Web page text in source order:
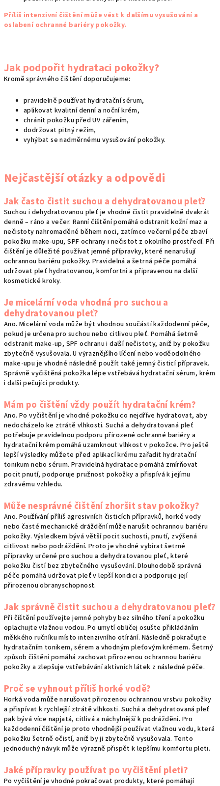
Příliš intenzivní čištění může vést k dalšímu vysušování a
oslabení ochranné bariéry pokožky.
Jak podpořit hydrataci pokožky?
Kromě správného čištění doporučujeme:
pravidelně používat hydratační sérum,
aplikovat kvalitní denní a noční krém,
chránit pokožku před UV zářením,
dodržovat pitný režim,
vyhýbat se nadměrnému vysušování pokožky.
Nejčastější otázky a odpovědi
Jak často čistit suchou a dehydratovanou pleť?
Suchou i dehydratovanou pleť je vhodné čistit pravidelně dvakrát
denně – ráno a večer. Ranní čištění pomáhá odstranit kožní maz a
nečistoty nahromaděné během noci, zatímco večerní péče zbaví
pokožku make-upu, SPF ochrany i nečistot z okolního prostředí. Při
čištění je důležité používat jemné přípravky, které nenarušují
ochrannou bariéru pokožky. Pravidelná a šetrná péče pomáhá
udržovat pleť hydratovanou, komfortní a připravenou na další
kosmetické kroky.
Je micelární voda vhodná pro suchou a
dehydratovanou pleť?
Ano. Micelární voda může být vhodnou součástí každodenní péče,
pokud je určena pro suchou nebo citlivou pleť. Pomáhá šetrně
odstranit make-up, SPF ochranu i další nečistoty, aniž by pokožku
zbytečně vysušovala. U výraznějšího líčení nebo voděodolného
make-upu je vhodné následně použít také jemný čisticí přípravek.
Správně vyčištěná pokožka lépe vstřebává hydratační sérum, krém
i další pečující produkty.
Mám po čištění vždy použít hydratační krém?
Ano. Po vyčištění je vhodné pokožku co nejdříve hydratovat, aby
nedocházelo ke ztrátě vlhkosti. Suchá a dehydratovaná pleť
potřebuje pravidelnou podporu přirozené ochranné bariéry a
hydratační krém pomáhá uzamknout vlhkost v pokožce. Pro ještě
lepší výsledky můžete před aplikací krému zařadit hydratační
tonikum nebo sérum. Pravidelná hydratace pomáhá zmírňovat
pocit pnutí, podporuje pružnost pokožky a přispívá k jejímu
zdravému vzhledu.
Může nesprávné čištění zhoršit stav pokožky?
Ano. Používání příliš agresivních čisticích přípravků, horké vody
nebo časté mechanické dráždění může narušit ochrannou bariéru
pokožky. Výsledkem bývá větší pocit suchosti, pnutí, zvýšená
citlivost nebo podráždění. Proto je vhodné vybírat šetrné
přípravky určené pro suchou a dehydratovanou pleť, které
pokožku čistí bez zbytečného vysušování. Dlouhodobě správná
péče pomáhá udržovat pleť v lepší kondici a podporuje její
přirozenou obranyschopnost.
Jak správně čistit suchou a dehydratovanou pleť?
Při čištění používejte jemné pohyby bez silného tření a pokožku
oplachujte vlažnou vodou. Po umytí obličej osušte přikládáním
měkkého ručníku místo intenzivního otírání. Následně pokračujte
hydratačním tonikem, sérem a vhodným pleťovým krémem. Šetrný
způsob čištění pomáhá zachovat přirozenou ochrannou bariéru
pokožky a zlepšuje vstřebávání aktivních látek z následné péče.
Proč se vyhnout příliš horké vodě?
Horká voda může narušovat přirozenou ochrannou vrstvu pokožky
a přispívat k rychlejší ztrátě vlhkosti. Suchá a dehydratovaná pleť
pak bývá více napjatá, citlivá a náchylnější k podráždění. Pro
každodenní čištění je proto vhodnější používat vlažnou vodu, která
pokožku šetrně očistí, aniž by ji zbytečně vysušovala. Tento
jednoduchý návyk může výrazně přispět k lepšímu komfortu pleti.
Jaké přípravky používat po vyčištění pleti?
Po vyčištění je vhodné pokračovat produkty, které pomáhají